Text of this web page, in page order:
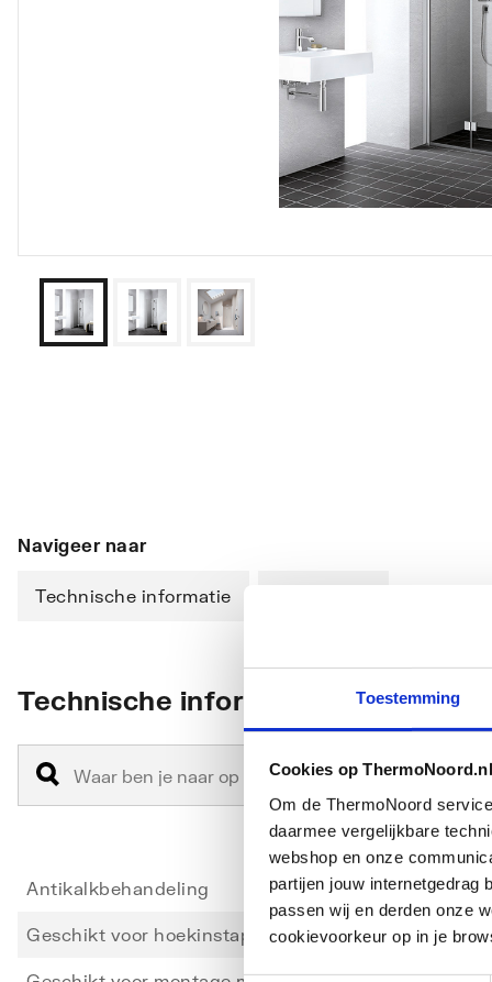
Toestemming
Cookies op ThermoNoord.nl
Om de ThermoNoord
daarmee vergelijkbare
webshop en onze
partijen jouw internetgedrag
passen wij en derden onze
cookievoorkeur op in je
Navigeer naar
Technische informatie
Technische informatie
Antikalkbehandeling Ja
Geschikt voor hoekinstap Nee